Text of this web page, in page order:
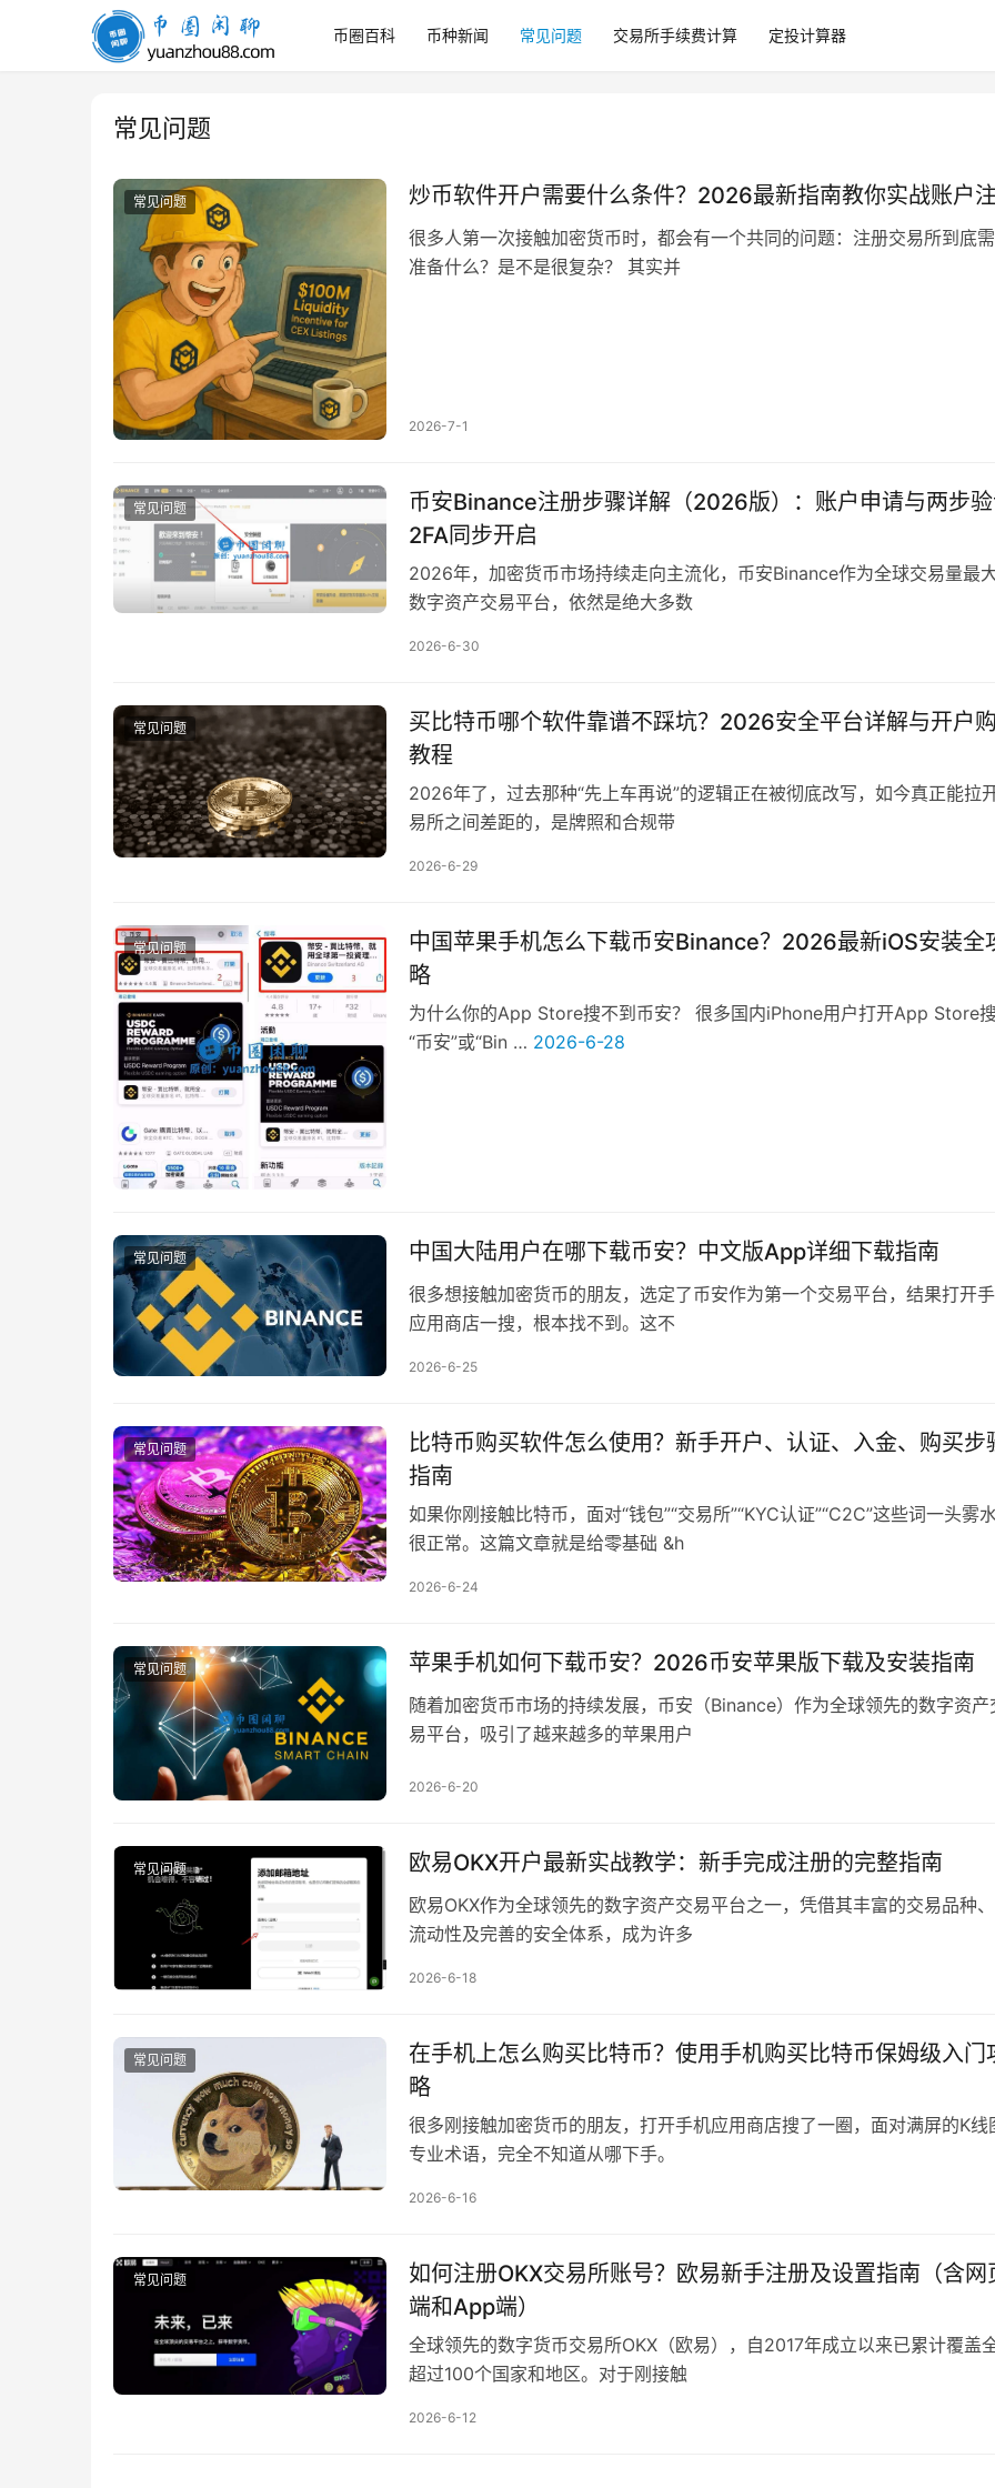
币
圈
币圈百科 币种新闻 常见问题 交易所手续费计算 定投计算器
常见问题
常见问题 炒币软件开户需要什么条件？2026最新指南教你实战账户
很多人第一次接触加密货币时，都会有一个共同的问题：注册交易所到底
准备什么？是不是很复杂？ 其实并
2026-7-1
常见问题
币安Binance注册步骤详解（2026版）：账户申请与两步
2FA同步开启
2026年，加密货币市场持续走向主流化，币安Binance作为全球交易量最
数字资产交易平台，依然是绝大多数
2026-6-30
常见问题
买比特币哪个软件靠谱不踩坑？2026安全平台详解与开户
教程
2026年了，过去那种“先上车再说”的逻辑正在被彻底改写，如今真正能拉
易所之间差距的，是牌照和合规带
2026-6-29
常见问题
中国苹果手机怎么下载币安Binance？2026最新iOS安装全
略
为什么你的App Store搜不到币安？ 很多国内iPhone用户打开App Store
“币安”或“Bin … 2026-6-28
常见问题 中国大陆用户在哪下载币安？中文版App详细下载指南
很多想接触加密货币的朋友，选定了币安作为第一个交易平台，结果打开
应用商店一搜，根本找不到。这不
2026-6-25
常见问题
比特币购买软件怎么使用？新手开户、认证、入金、购买步
指南
如果你刚接触比特币，面对“钱包”“交易所”“KYC认证”“C2C”这些词一头雾水
很正常。这篇文章就是给零基础 &h
2026-6-24
常见问题 苹果手机如何下载币安？2026币安苹果版下载及安装指南
随着加密货币市场的持续发展，币安（Binance）作为全球领先的数字资产
易平台，吸引了越来越多的苹果用户
2026-6-20
常见问题 欧易OKX开户最新实战教学：新手完成注册的完整指南
欧易OKX作为全球领先的数字资产交易平台之一，凭借其丰富的交易品种
流动性及完善的安全体系，成为许多
2026-6-18
常见问题
在手机上怎么购买比特币？使用手机购买比特币保姆级入门
略
很多刚接触加密货币的朋友，打开手机应用商店搜了一圈，面对满屏的K线
专业术语，完全不知道从哪下手。
2026-6-16
常见问题
如何注册OKX交易所账号？欧易新手注册及设置指南（含网
端和App端）
全球领先的数字货币交易所OKX（欧易），自2017年成立以来已累计覆盖
超过100个国家和地区。对于刚接触
2026-6-12